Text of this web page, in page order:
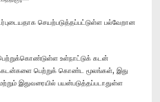
செயற்படுத்தப்பட்டுள்ள பல்வேறான
பெற்றுக்கொண்டுள்ள உள்நாட்டுக் கடன்
பெற்றுக் கொண்ட மூலங்கள், இது
இதுவரையில் பயன்படுத்தப்படாதுள்ள